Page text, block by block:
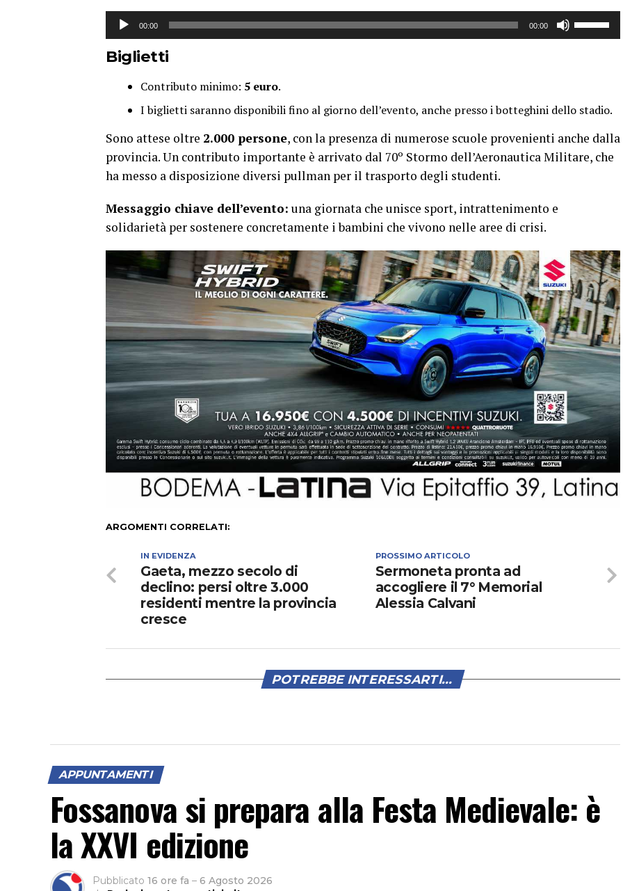
Audio
00:00 00:00
o
diminuire
Biglietti
Contributo minimo: 5 euro.
I biglietti saranno disponibili fino al giorno dell’evento, anche presso i botteghini dello stadio.
Sono attese oltre 2.000 persone, con la presenza di numerose scuole provenienti anche dalla
provincia. Un contributo importante è arrivato dal 70º Stormo dell’Aeronautica Militare, che
ha messo a disposizione diversi pullman per il trasporto degli studenti.
Messaggio chiave dell’evento: una giornata che unisce sport, intrattenimento e
solidarietà per sostenere concretamente i bambini che vivono nelle aree di crisi.
ARGOMENTI CORRELATI:
PROSSIMO ARTICOLO
Sermoneta pronta ad
accogliere il 7° Memorial
Alessia Calvani
IN EVIDENZA
Gaeta, mezzo secolo di
declino: persi oltre 3.000
residenti mentre la provincia
cresce
POTREBBE INTERESSARTI...
APPUNTAMENTI
Fossanova si prepara alla Festa Medievale: è
la XXVI edizione
Pubblicato 16 ore fa – 6 Agosto 2026